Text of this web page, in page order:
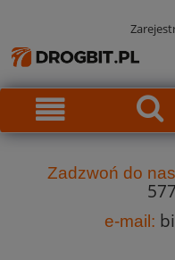
Zadzwoń do
e-mail: